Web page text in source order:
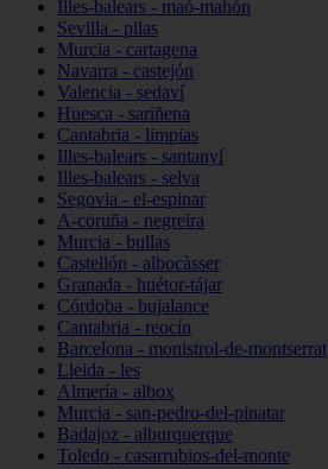
Illes-balears - maó-mahón
Sevilla - pilas
Murcia - cartagena
Navarra - castejón
Valencia - sedaví
Huesca - sariñena
Cantabria - limpias
Illes-balears - santanyí
Illes-balears - selva
Segovia - el-espinar
A-coruña - negreira
Murcia - bullas
Castellón - albocàsser
Granada - huétor-tájar
Córdoba - bujalance
Cantabria - reocín
Barcelona - monistrol-de-montserrat
Lleida - les
Almería - albox
Murcia - san-pedro-del-pinatar
Badajoz - alburquerque
Toledo - casarrubios-del-monte